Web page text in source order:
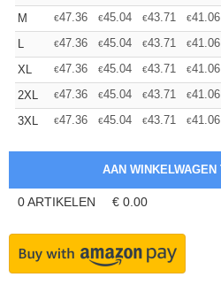
M
€47.36 €45.04 €43.71 €41.06
L
€47.36 €45.04 €43.71 €41.06
XL
€47.36 €45.04 €43.71 €41.06
2XL
€47.36 €45.04 €43.71 €41.06
3XL
€47.36 €45.04 €43.71 €41.06
0ARTIKELEN € 0.00